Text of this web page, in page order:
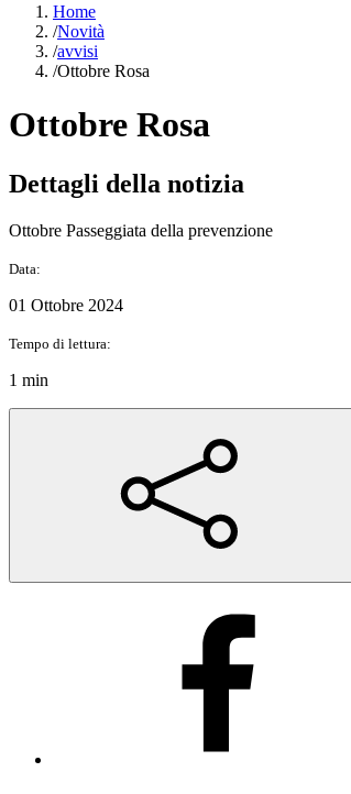
Home
/Novità
/avvisi
/Ottobre Rosa
Ottobre Rosa
Dettagli della notizia
Ottobre Passeggiata della prevenzione
Data:
01 Ottobre 2024
Tempo di lettura:
1 min